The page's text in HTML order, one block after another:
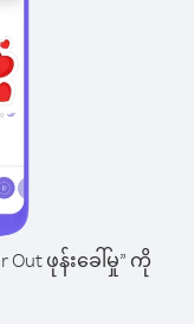
Out ဖုန်းခေါ်မှု” ကို